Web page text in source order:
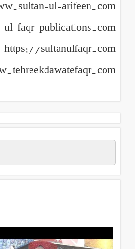
ul-arifeen.com
faqr-publications.com
https://sultanulfaqr.com